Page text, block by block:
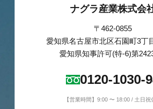
ナグラ産業株式会
〒462-0855
愛知県名古屋市北区石園町3丁
愛知県知事許可(特-6)第
0120-1030-
【営業時間】9:00 〜 18:00 / 土日祝